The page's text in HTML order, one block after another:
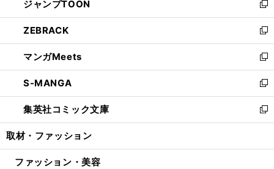
く
で
開
く
ド
ウ
で
開
く
ィ
ン
ド
ウ
で
開
く
い
ウ
ィ
ン
ド
ウ
で
開
く
ジャンプTOON
新
し
い
ウ
ィ
ン
ド
ウ
で
開
ZEBRACK
新
し
い
ウ
ィ
ン
ド
ウ
開
マンガMeets
新
し
い
ウ
ィ
ン
ウ
S-MANGA
新
し
い
ウ
ン
集英社コミック文庫
新
し
ウ
取材・ファッション
ファッション・美容